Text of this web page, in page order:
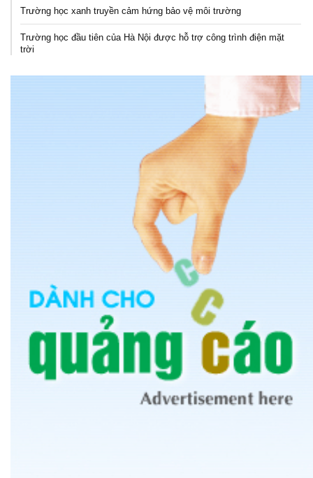
Trường học xanh truyền cảm hứng bảo vệ môi trường
Trường học đầu tiên của Hà Nội được hỗ trợ công trình điện mặt
trời